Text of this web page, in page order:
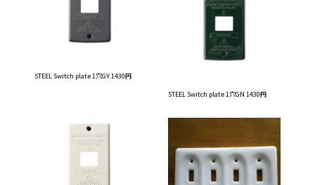
STEEL Switch plate 1穴GY 1430円
STEEL Switch plate 1穴GN 1430円